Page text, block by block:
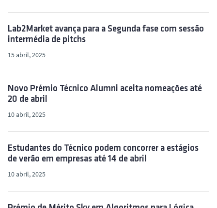
Lab2Market avança para a Segunda fase com sessão
intermédia de pitchs
15 abril, 2025
Novo Prémio Técnico Alumni aceita nomeações até
20 de abril
10 abril, 2025
Estudantes do Técnico podem concorrer a estágios
de verão em empresas até 14 de abril
10 abril, 2025